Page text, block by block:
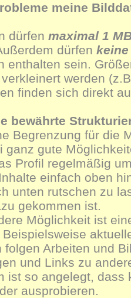
meine
dürfen maximal 1
dürfen
enthalten sein.
werden
finden sich direkt
bewährte
Begrenzung für die
ganz gute
Profil regelmäßig
einfach oben
unten rutschen zu
gekommen ist.
Möglichkeit ist
folgen Arbeiten und
und Links zu
ist so angelegt,
ausprobieren.